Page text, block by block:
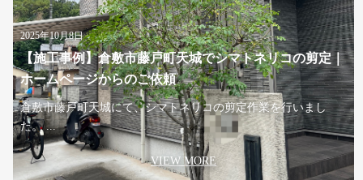
2025年10月8日
【施工事例】倉敷市藤戸町天城でシマトネリコの剪定｜
ホームページからのご依頼
倉敷市藤戸町天城にて、シマトネリコの剪定作業を行いまし
た。 ...
VIEW MORE